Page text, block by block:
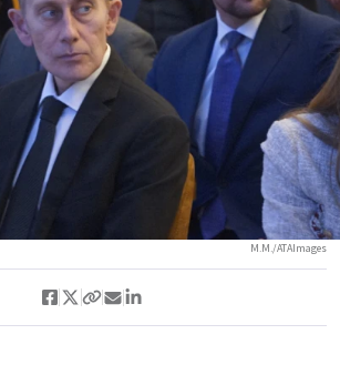
M.M./ATAImages